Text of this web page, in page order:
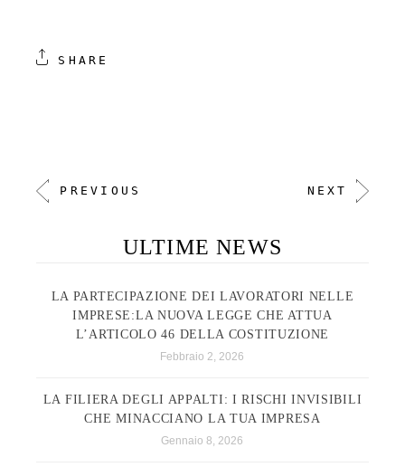
SHARE
PREVIOUS NEXT
ULTIME NEWS
LA PARTECIPAZIONE DEI LAVORATORI NELLE
IMPRESE:LA NUOVA LEGGE CHE ATTUA
L’ARTICOLO 46 DELLA COSTITUZIONE
Febbraio 2, 2026
LA FILIERA DEGLI APPALTI: I RISCHI INVISIBILI
CHE MINACCIANO LA TUA IMPRESA
Gennaio 8, 2026